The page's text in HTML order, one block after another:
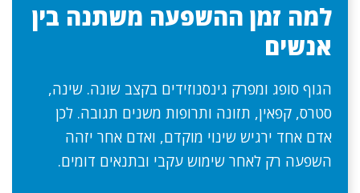
למה זמן ההשפעה משתנה בין
אנשים
הגוף סופג ומפרק גינסנוזידים בקצב שונה. שינה,
סטרס, קפאין, תזונה ותרופות משנים תגובה. לכן
אדם אחד ירגיש שינוי מוקדם, ואדם אחר יזהה
השפעה רק לאחר שימוש עקבי ובתנאים דומים.